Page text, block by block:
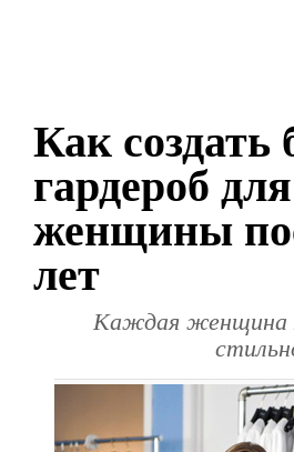
Как создать
гардероб для
женщины
лет
Каждая женщина